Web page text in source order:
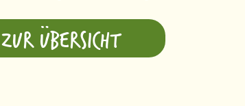
ÜBERSICHT